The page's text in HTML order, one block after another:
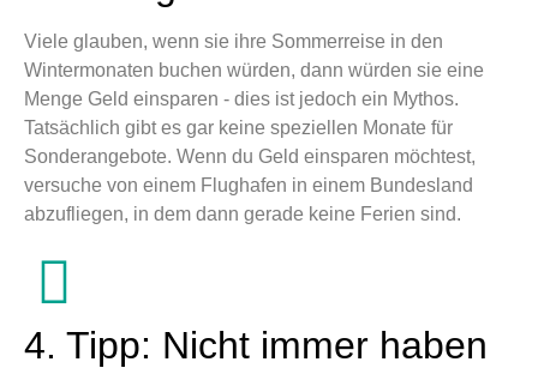
Viele glauben, wenn sie ihre Sommerreise in den
Wintermonaten buchen würden, dann würden sie eine
Menge Geld einsparen - dies ist jedoch ein Mythos.
Tatsächlich gibt es gar keine speziellen Monate für
Sonderangebote. Wenn du Geld einsparen möchtest,
versuche von einem Flughafen in einem Bundesland
abzufliegen, in dem dann gerade keine Ferien sind.
4. Tipp: Nicht immer haben